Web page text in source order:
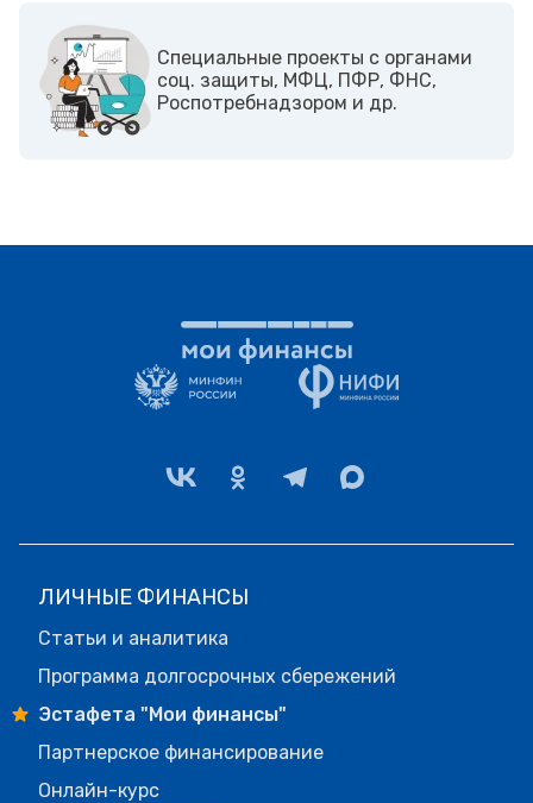
Cпециальные проекты с органами
соц. защиты, МФЦ, ПФР, ФНС,
Роспотребнадзором и др.
ЛИЧНЫЕ ФИНАНСЫ
Статьи и аналитика
Программа долгосрочных сбережений
Эстафета "Мои финансы"
Партнерское финансирование
Онлайн-курс